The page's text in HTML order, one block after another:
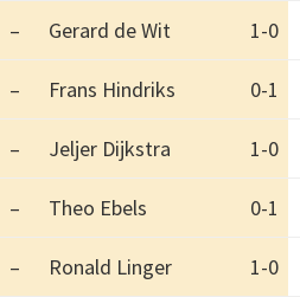
– Gerard de Wit 1-0
– Frans Hindriks 0-1
– Jeljer Dijkstra 1-0
– Theo Ebels 0-1
– Ronald Linger 1-0